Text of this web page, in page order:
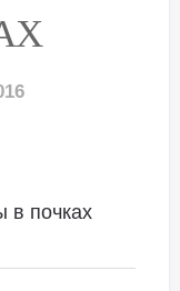
в почках